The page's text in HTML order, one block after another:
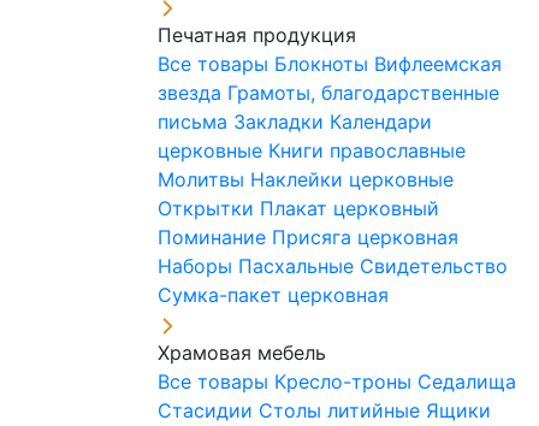
Печатная продукция
Все товары Блокноты Вифлеемская
звезда Грамоты, благодарственные
письма Закладки Календари
церковные Книги православные
Молитвы Наклейки церковные
Открытки Плакат церковный
Поминание Присяга церковная
Наборы Пасхальные Свидетельство
Сумка-пакет церковная
Храмовая мебель
Все товары Кресло-троны Седалища
Стасидии Столы литийные Ящики